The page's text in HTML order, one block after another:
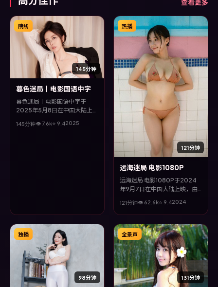
145分钟
院线
暮色迷局丨电影国语中字
暮色迷局丨电影国语中字于
2025年5月8日在中国大陆上
樱、周迅等主演。全片以传记类
145分钟👁 7.6k⭐ 9.42025
121分钟
热播
远海迷局 电影1080P
远海迷局 电影1080P于2024
年9月7日在中国大陆上映，由
马东锡、王景春等主演。全片以
冒险类型为主线，视听语言大胆
实验，配乐与场面调度为全片情
绪推波助澜。
121分钟👁 62.6k⭐ 9.42024
98分钟
独播
131分钟
全景声